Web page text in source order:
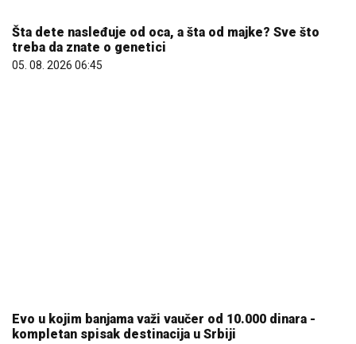
Šta dete nasleđuje od oca, a šta od majke? Sve što
treba da znate o genetici
05. 08. 2026 06:45
Evo u kojim banjama važi vaučer od 10.000 dinara -
kompletan spisak destinacija u Srbiji